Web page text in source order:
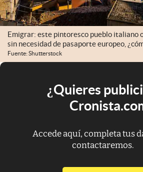
Emigrar: este pintoresco pueblo italiano
sin necesidad de pasaporte europeo,
Fuente: Shutterstock
¿Quieres
Accede aquí, completa tus
contactaremos.